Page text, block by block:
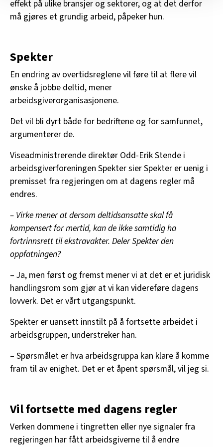
nettstedet med LO Medias egne samarbeidspartnere
innenfor analyse og annonsering. Disse er angitt i
effekt på ulike bransjer og sektorer, og at det derfor
må gjøres et grundig arbeid, påpeker hun.
Spekter
En endring av overtidsreglene vil føre til at flere vil
ønske å jobbe deltid, mener
arbeidsgiverorganisasjonene.
Det vil bli dyrt både for bedriftene og for samfunnet,
argumenterer de.
Viseadministrerende direktør Odd-Erik Stende i
arbeidsgiverforeningen Spekter sier Spekter er uenig i
premisset fra regjeringen om at dagens regler må
endres.
– Virke mener at dersom deltidsansatte skal få
kompensert for mertid, kan de ikke samtidig ha
fortrinnsrett til ekstravakter. Deler Spekter den
oppfatningen?
– Ja, men først og fremst mener vi at det er et juridisk
handlingsrom som gjør at vi kan videreføre dagens
lovverk. Det er vårt utgangspunkt.
Spekter er uansett innstilt på å fortsette arbeidet i
arbeidsgruppen, understreker han.
– Spørsmålet er hva arbeidsgruppa kan klare å komme
fram til av enighet. Det er et åpent spørsmål, vil jeg si.
Vil fortsette med dagens regler
Verken dommene i tingretten eller nye signaler fra
regjeringen har fått arbeidsgiverne til å endre